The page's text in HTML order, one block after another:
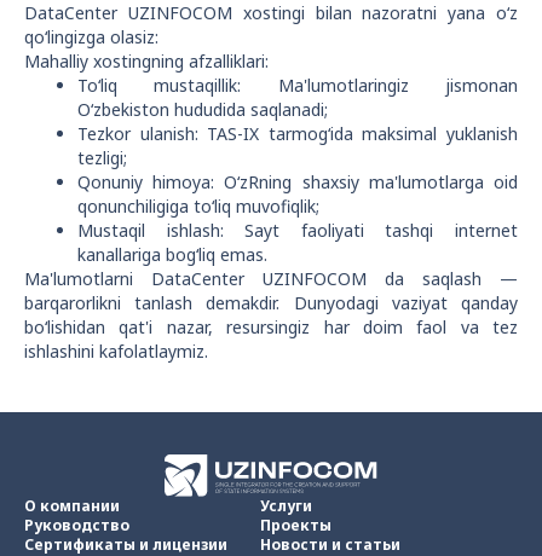
DataCenter UZINFOCOM xostingi bilan nazoratni yana o‘z
qo‘lingizga olasiz:
Mahalliy xostingning afzalliklari:
To‘liq mustaqillik: Ma'lumotlaringiz jismonan
O‘zbekiston hududida saqlanadi;
Tezkor ulanish: TAS-IX tarmog‘ida maksimal yuklanish
tezligi;
Qonuniy himoya: O‘zRning shaxsiy ma'lumotlarga oid
qonunchiligiga to‘liq muvofiqlik;
Mustaqil ishlash: Sayt faoliyati tashqi internet
kanallariga bog‘liq emas.
Ma'lumotlarni DataCenter UZINFOCOM da saqlash —
barqarorlikni tanlash demakdir. Dunyodagi vaziyat qanday
bo‘lishidan qat'i nazar, resursingiz har doim faol va tez
ishlashini kafolatlaymiz.
О компании
Руководство
Сертификаты и лицензии
Услуги
Проекты
Новости и статьи